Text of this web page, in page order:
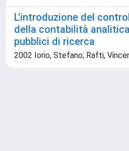
L'introduzione del
della contabilità
pubblici di ricerca
2002 Iorio, Stefano; Rafti,